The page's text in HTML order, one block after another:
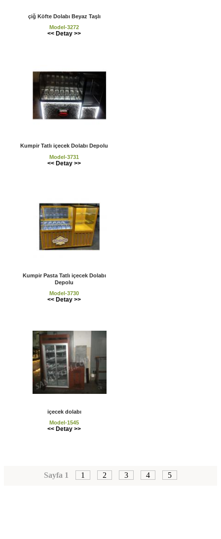
çiğ Köfte Dolabı Beyaz Taşlı
Model-3272
<< Detay >>
Kumpir Tatlı içecek Dolabı Depolu
Model-3731
<< Detay >>
Kumpir Pasta Tatlı içecek Dolabı
Depolu
Model-3730
<< Detay >>
içecek dolabı
Model-1545
<< Detay >>
Sayfa 1 1 2 3 4 5